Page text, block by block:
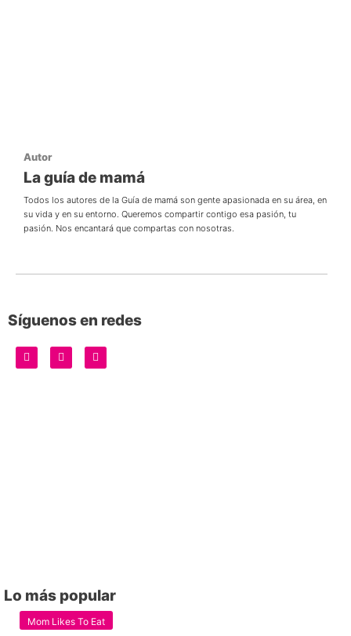
Autor
La guía de mamá
Todos los autores de la Guía de mamá son gente apasionada en su área, en
su vida y en su entorno. Queremos compartir contigo esa pasión, tu
pasión. Nos encantará que compartas con nosotras.
Síguenos en redes
Lo más popular
Mom Likes To Eat